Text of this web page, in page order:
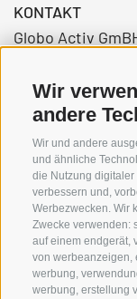
Wir
andere
Wir und andere
und ähnliche
die Nutzung
verbessern und,
Werbezwecken. Wir
Zwecke verwenden:
auf einem endgerät,
von werbeanzeigen,
werbung,
werbung, erstellung
KONTAKT
Globo Activ
39034 Toblach
+39 0474 976139
SERVICE
Kontakt